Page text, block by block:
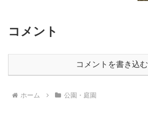
コメント
コメントを書き込む
ホーム 公園・庭園